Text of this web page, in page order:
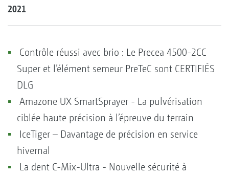
2021
Contrôle réussi avec brio : Le Precea 4500-2CC
Super et l’élément semeur PreTeC sont CERTIFIÉS
DLG
Amazone UX SmartSprayer - La pulvérisation
ciblée haute précision à l’épreuve du terrain
IceTiger – Davantage de précision en service
hivernal
La dent C-Mix-Ultra - Nouvelle sécurité à